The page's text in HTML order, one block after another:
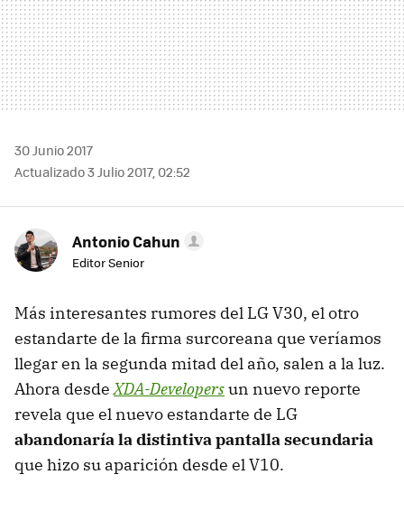
30 Junio 2017
Actualizado 3 Julio 2017, 02:52
Antonio Cahun
Editor Senior
Más interesantes rumores del LG V30, el otro
estandarte de la firma surcoreana que veríamos
llegar en la segunda mitad del año, salen a la luz.
Ahora desdeXDA-Developersun nuevo reporte
revela que el nuevo estandarte de LG
abandonaría la distintiva pantalla secundaria
que hizo su aparición desde el V10.